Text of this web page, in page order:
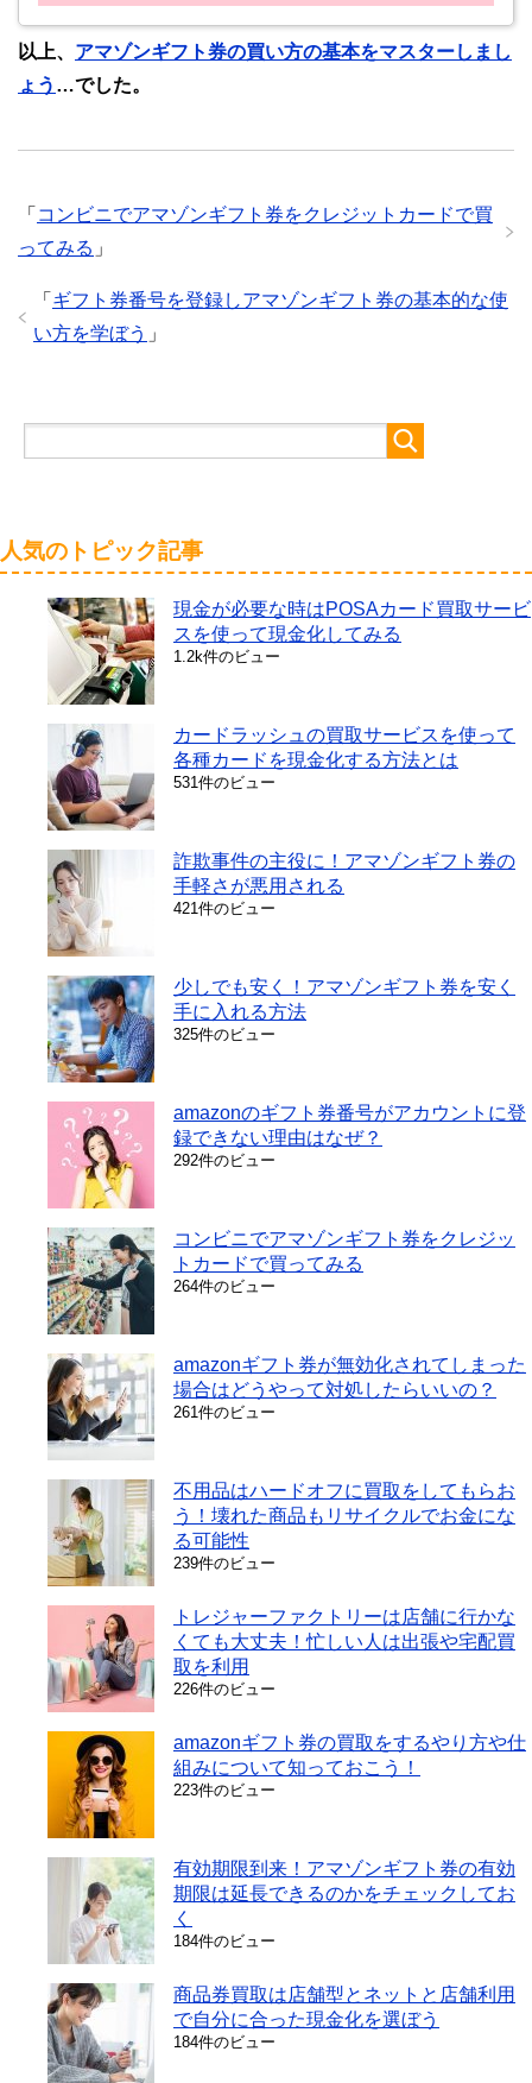
以上、 アマゾンギフト券の買い方の基本をマスターしまし
ょう …でした。
「 コンビニでアマゾンギフト券をクレジットカードで買
ってみる 」
「 ギフト券番号を登録しアマゾンギフト券の基本的な使
い方を学ぼう 」
人気のトピック記事
現金が必要な時はPOSAカード買取サービ
スを使って現金化してみる
1.2k件のビュー
カードラッシュの買取サービスを使って
各種カードを現金化する方法とは
531件のビュー
詐欺事件の主役に！アマゾンギフト券の
手軽さが悪用される
421件のビュー
少しでも安く！アマゾンギフト券を安く
手に入れる方法
325件のビュー
amazonのギフト券番号がアカウントに登
録できない理由はなぜ？
292件のビュー
コンビニでアマゾンギフト券をクレジッ
トカードで買ってみる
264件のビュー
amazonギフト券が無効化されてしまった
場合はどうやって対処したらいいの？
261件のビュー
不用品はハードオフに買取をしてもらお
う！壊れた商品もリサイクルでお金にな
る可能性
239件のビュー
トレジャーファクトリーは店舗に行かな
くても大丈夫！忙しい人は出張や宅配買
取を利用
226件のビュー
amazonギフト券の買取をするやり方や仕
組みについて知っておこう！
223件のビュー
有効期限到来！アマゾンギフト券の有効
期限は延長できるのかをチェックしてお
く
184件のビュー
商品券買取は店舗型とネットと店舗利用
で自分に合った現金化を選ぼう
184件のビュー